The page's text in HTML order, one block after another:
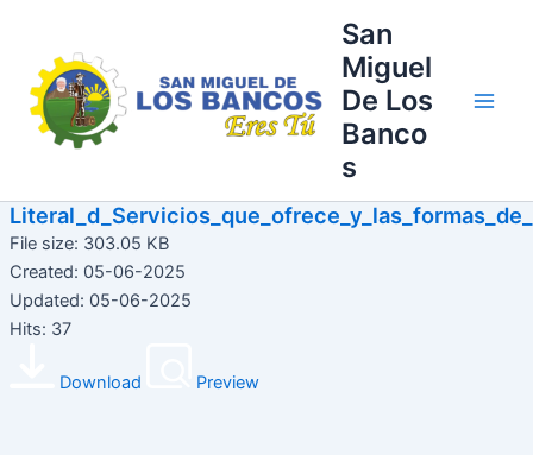
contenido
San
Miguel
De Los
Banco
s
File size: 303.05 KB
Created: 05-06-2025
Updated: 05-06-2025
Hits: 37
Download Preview